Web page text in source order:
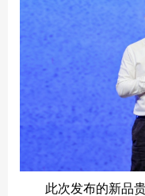
此次发布的新品贵